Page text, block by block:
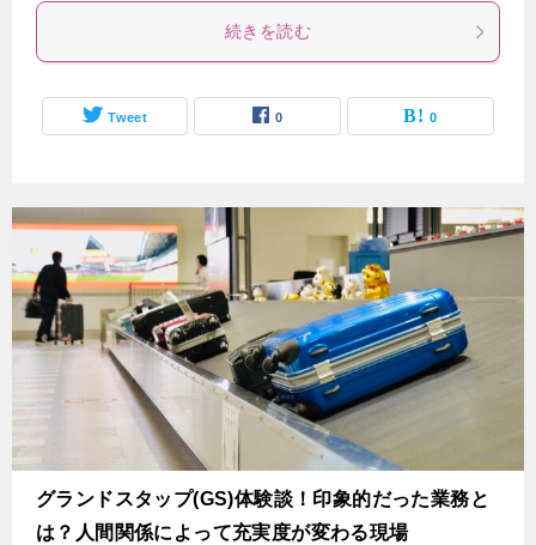
続きを読む
Tweet 0 0
グランドスタップ(GS)体験談！印象的だった業務と
は？人間関係によって充実度が変わる現場